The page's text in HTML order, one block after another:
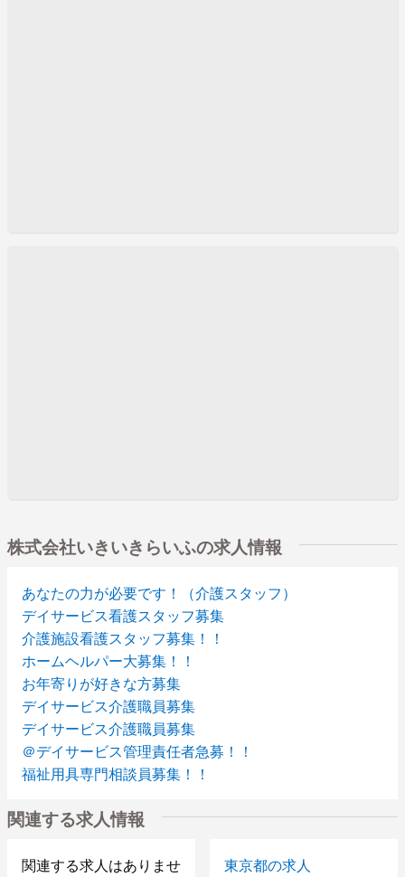
株式会社いきいきらいふの求人情報
あなたの力が必要です！（介護スタッフ）
デイサービス看護スタッフ募集
介護施設看護スタッフ募集！！
ホームヘルパー大募集！！
お年寄りが好きな方募集
デイサービス介護職員募集
デイサービス介護職員募集
＠デイサービス管理責任者急募！！
福祉用具専門相談員募集！！
関連する求人情報
関連する求人はありませ
東京都の求人